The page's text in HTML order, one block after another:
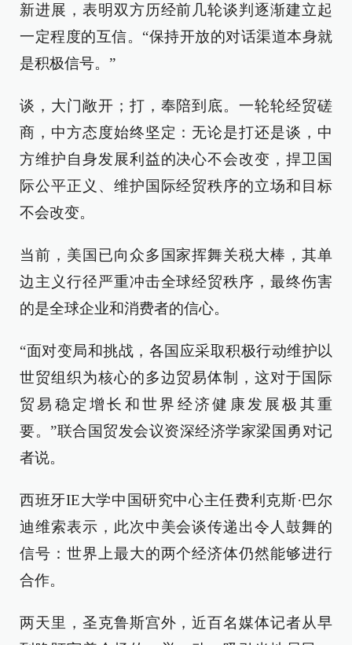
新进展，表明双方历经前几轮谈判逐渐建立起
一定程度的互信。“保持开放的对话渠道本身就
是积极信号。”
谈，大门敞开；打，奉陪到底。一轮轮经贸磋
商，中方态度始终坚定：无论是打还是谈，中
方维护自身发展利益的决心不会改变，捍卫国
际公平正义、维护国际经贸秩序的立场和目标
不会改变。
当前，美国已向众多国家挥舞关税大棒，其单
边主义行径严重冲击全球经贸秩序，最终伤害
的是全球企业和消费者的信心。
“面对变局和挑战，各国应采取积极行动维护以
世贸组织为核心的多边贸易体制，这对于国际
贸易稳定增长和世界经济健康发展极其重
要。”联合国贸发会议资深经济学家梁国勇对记
者说。
西班牙IE大学中国研究中心主任费利克斯·巴尔
迪维索表示，此次中美会谈传递出令人鼓舞的
信号：世界上最大的两个经济体仍然能够进行
合作。
两天里，圣克鲁斯宫外，近百名媒体记者从早